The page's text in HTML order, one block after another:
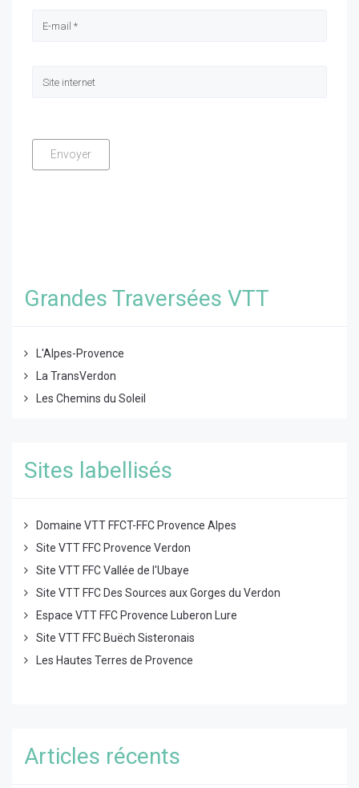
Grandes Traversées VTT
L'Alpes-Provence
La TransVerdon
Les Chemins du Soleil
Sites labellisés
Domaine VTT FFCT-FFC Provence Alpes
Site VTT FFC Provence Verdon
Site VTT FFC Vallée de l'Ubaye
Site VTT FFC Des Sources aux Gorges du Verdon
Espace VTT FFC Provence Luberon Lure
Site VTT FFC Buëch Sisteronais
Les Hautes Terres de Provence
Articles récents